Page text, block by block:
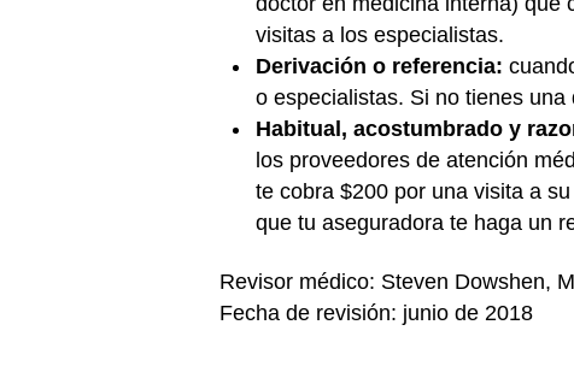
visitas a los especialistas.
Derivación o referencia:
o especialistas. Si no tienes
Habitual, acostumbrado y
los proveedores de atención
te cobra $200 por una visita a
que tu aseguradora te haga un
Revisor médico: Steven Dowshen,
Fecha de revisión: junio de 2018